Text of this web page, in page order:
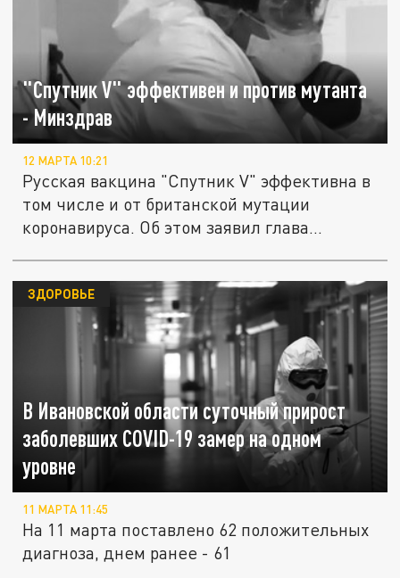
"Спутник V" эффективен и против мутанта
- Минздрав
12 МАРТА 10:21
Русская вакцина "Спутник V" эффективна в
том числе и от британской мутации
коронавируса. Об этом заявил глава...
В Ивановской области суточный прирост
заболевших COVID-19 замер на одном
уровне
ЗДОРОВЬЕ
11 МАРТА 11:45
На 11 марта поставлено 62 положительных
диагноза, днем ранее - 61